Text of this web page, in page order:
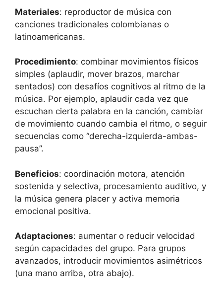
Materiales: reproductor de música con
canciones tradicionales colombianas o
latinoamericanas.
Procedimiento: combinar movimientos físicos
simples (aplaudir, mover brazos, marchar
sentados) con desafíos cognitivos al ritmo de la
música. Por ejemplo, aplaudir cada vez que
escuchan cierta palabra en la canción, cambiar
de movimiento cuando cambia el ritmo, o seguir
secuencias como “derecha-izquierda-ambas-
pausa”.
Beneficios: coordinación motora, atención
sostenida y selectiva, procesamiento auditivo, y
la música genera placer y activa memoria
emocional positiva.
Adaptaciones: aumentar o reducir velocidad
según capacidades del grupo. Para grupos
avanzados, introducir movimientos asimétricos
(una mano arriba, otra abajo).